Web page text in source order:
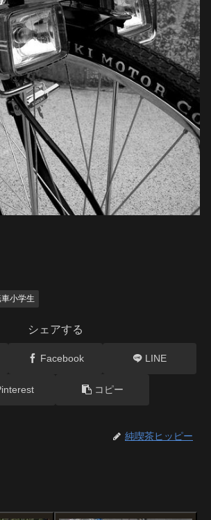
小学生
シェアする
Facebook LINE
コピー
純喫茶ヒッピー